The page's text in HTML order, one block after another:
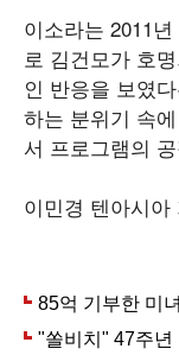
이소라는 2011
로 김건모가 호
인 반응을 보였
하는 분위기 속
서 프로그램의
이민경 텐아시